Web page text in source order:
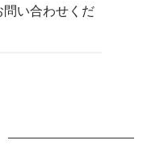
問い合わせくだ